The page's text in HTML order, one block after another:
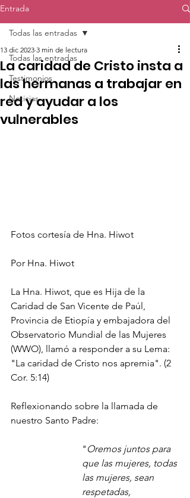
Entrada
Todas las entradas
Testimonios
Noticias
Todas las entradas
La caridad de Cristo insta a
las hermanas a trabajar en
red y ayudar a los
vulnerables
13 dic 2023 3 min de lectura
Fotos cortesía de Hna. Hiwot
Por Hna. Hiwot
La Hna. Hiwot, que es Hija de la
Caridad de San Vicente de Paúl,
Provincia de Etiopía y embajadora del
Observatorio Mundial de las Mujeres
(WWO), llamó a responder a su Lema:
"La caridad de Cristo nos apremia". (2
Cor. 5:14)
Reflexionando sobre la llamada de
nuestro Santo Padre:
" Oremos juntos para
que las mujeres, todas
las mujeres, sean
respetadas,